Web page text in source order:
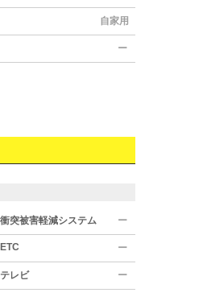
自家用
ー
衝突被害軽減システム ー
ETC ー
テレビ ー